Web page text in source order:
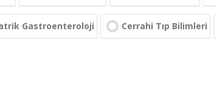
Gastroenteroloji Cerrahi Tıp Bilimleri